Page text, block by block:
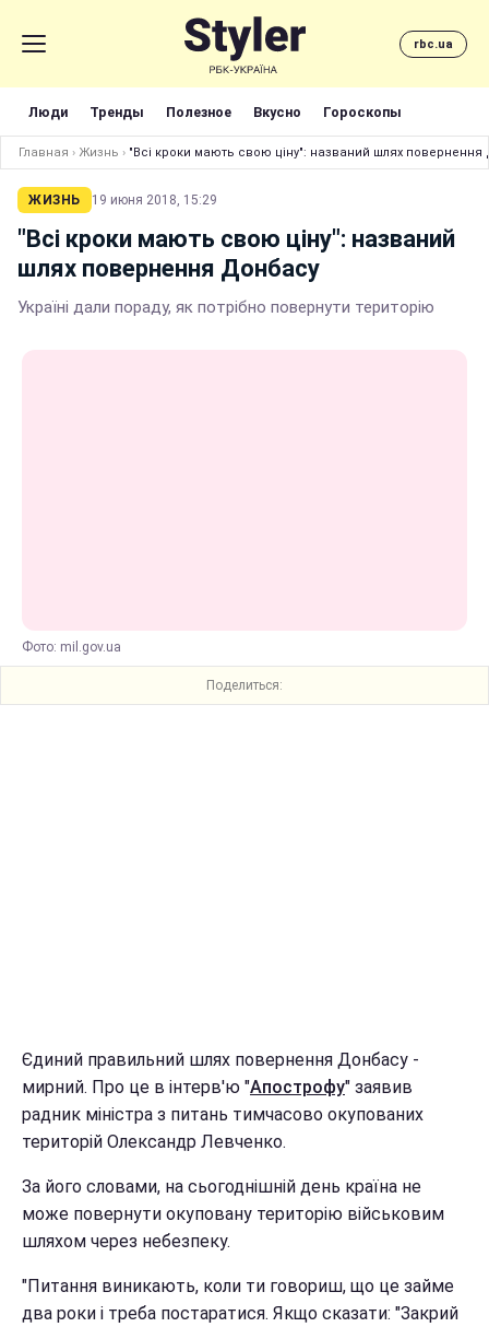
rbc.ua
Люди Тренды Полезное Вкусно Гороскопы
Главная › Жизнь › "Всі кроки мають свою ціну": названий шлях повернення
ЖИЗНЬ 19 июня 2018, 15:29
"Всі кроки мають свою ціну": названий
шлях повернення Донбасу
Україні дали пораду, як потрібно повернути територію
Фото: mil.gov.ua
Поделиться:
Єдиний правильний шлях повернення Донбасу -
мирний. Про це в інтерв'ю "Апострофу" заявив
радник міністра з питань тимчасово окупованих
територій Олександр Левченко.
За його словами, на сьогоднішній день країна не
може повернути окуповану територію військовим
шляхом через небезпеку.
"Питання виникають, коли ти говориш, що це займе
два роки і треба постаратися. Якщо сказати: "Закрий